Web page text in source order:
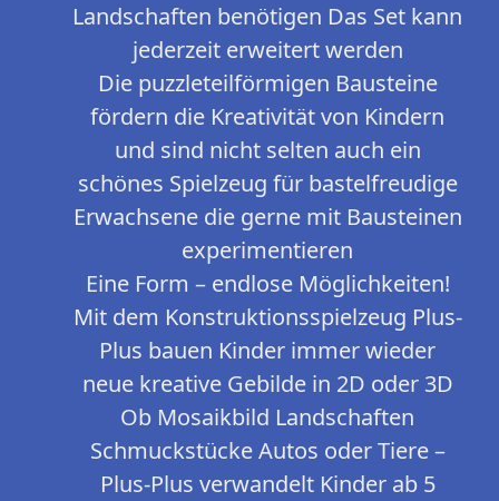
Landschaften benötigen Das Set kann
jederzeit erweitert werden
Die puzzleteilförmigen Bausteine
fördern die Kreativität von Kindern
und sind nicht selten auch ein
schönes Spielzeug für bastelfreudige
Erwachsene die gerne mit Bausteinen
experimentieren
Eine Form – endlose Möglichkeiten!
Mit dem Konstruktionsspielzeug Plus-
Plus bauen Kinder immer wieder
neue kreative Gebilde in 2D oder 3D
Ob Mosaikbild Landschaften
Schmuckstücke Autos oder Tiere –
Plus-Plus verwandelt Kinder ab 5